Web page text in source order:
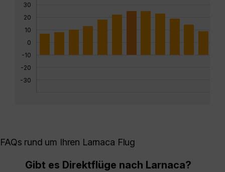
30
20
10
0
-10
-20
-30
FAQs rund um Ihren Larnaca Flug
Gibt es Direktflüge nach Larnaca?